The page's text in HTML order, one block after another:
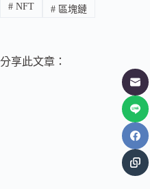
#NFT #區塊鏈
分享此文章：